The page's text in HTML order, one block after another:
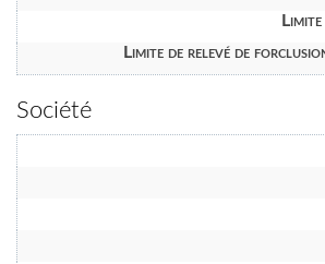
Limite de relevé de
Société